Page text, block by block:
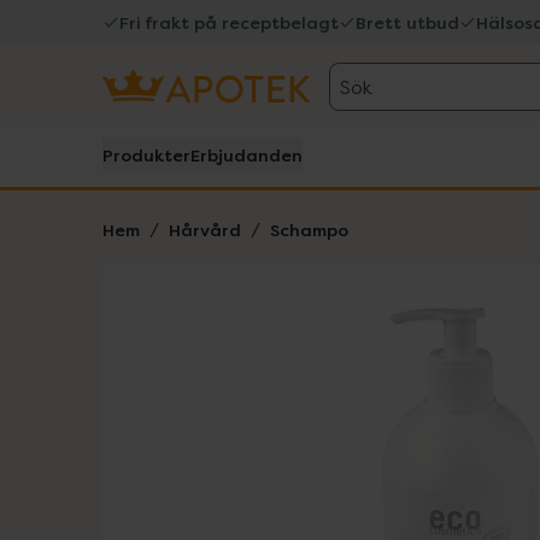
Fri frakt på receptbelagt Brett utbud
Sök
ProdukterErbjudanden
Hem Hårvård Schampo